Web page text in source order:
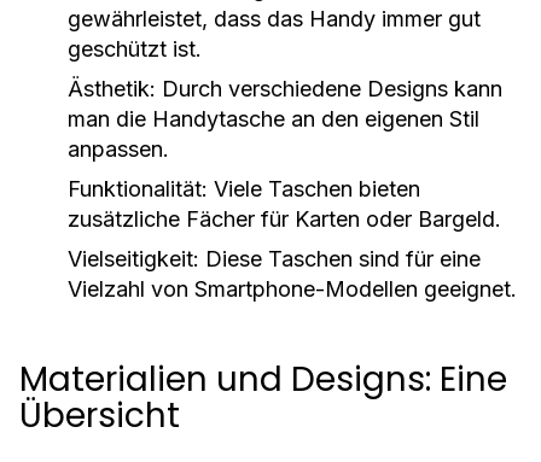
gewährleistet, dass das Handy immer gut
geschützt ist.
Ästhetik: Durch verschiedene Designs kann
man die Handytasche an den eigenen Stil
anpassen.
Funktionalität: Viele Taschen bieten
zusätzliche Fächer für Karten oder Bargeld.
Vielseitigkeit: Diese Taschen sind für eine
Vielzahl von Smartphone-Modellen geeignet.
Materialien und Designs: Eine
Übersicht